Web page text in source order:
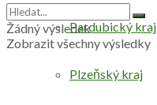
Pardubický kraj
Plzeňský kraj
Žádný výsledek
Zobrazit všechny výsledky